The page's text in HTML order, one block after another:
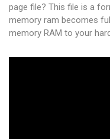
page file? This file is a
memory ram becomes
memory RAM to your